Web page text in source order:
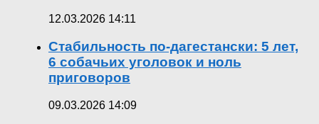
12.03.2026 14:11
Стабильность по-дагестански: 5 лет,
6 собачьих уголовок и ноль
приговоров
09.03.2026 14:09